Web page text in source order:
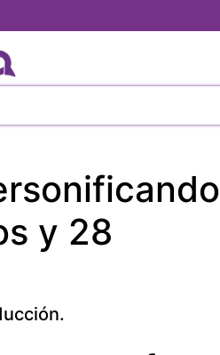
y 28